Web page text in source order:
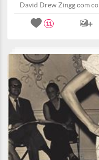
David Drew Zingg com
11